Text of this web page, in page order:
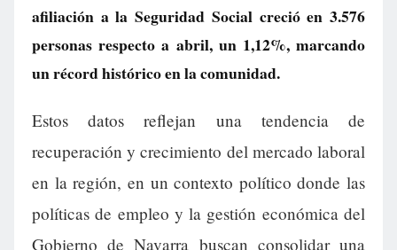
afiliación a la Seguridad Social creció en 3.576
personas respecto a abril, un 1,12%, marcando
un récord histórico en la comunidad.
Estos datos reflejan una tendencia de
recuperación y crecimiento del mercado laboral
en la región, en un contexto político donde las
políticas de empleo y la gestión económica del
Gobierno de Navarra buscan consolidar una